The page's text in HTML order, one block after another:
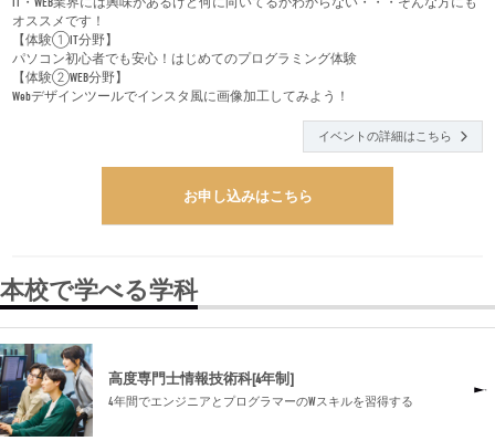
オススメです！
【体験①IT分野】
パソコン初心者でも安心！はじめてのプログラミング体験
【体験②WEB分野】
Webデザインツールでインスタ風に画像加工してみよう！
イベントの詳細はこちら
お申し込みはこちら
本校で学べる学科
高度専門士情報技術科[4年制]
4年間でエンジニアとプログラマーのWスキルを習得する